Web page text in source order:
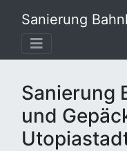
Sanierung
Sanierung
und